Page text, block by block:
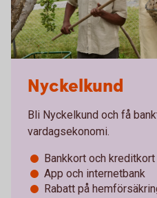
Nyckelkund
Bli Nyckelkund och få
vardagsekonomi.
Bankkort och kreditkort
App och internetbank
Rabatt på